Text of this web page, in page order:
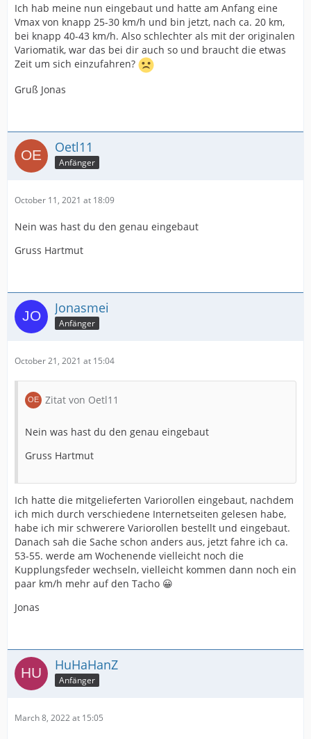
Ich hab meine nun eingebaut und hatte am Anfang eine
Vmax von knapp 25-30 km/h und bin jetzt, nach ca. 20 km,
bei knapp 40-43 km/h. Also schlechter als mit der originalen
Variomatik, war das bei dir auch so und braucht die etwas
Zeit um sich einzufahren?
Gruß Jonas
Oetl11
Anfänger
October 11, 2021 at 18:09
Nein was hast du den genau eingebaut
Gruss Hartmut
Jonasmei
Anfänger
October 21, 2021 at 15:04
Zitat von Oetl11
Nein was hast du den genau eingebaut
Gruss Hartmut
Ich hatte die mitgelieferten Variorollen eingebaut, nachdem
ich mich durch verschiedene Internetseiten gelesen habe,
habe ich mir schwerere Variorollen bestellt und eingebaut.
Danach sah die Sache schon anders aus, jetzt fahre ich ca.
53-55. werde am Wochenende vielleicht noch die
Kupplungsfeder wechseln, vielleicht kommen dann noch ein
paar km/h mehr auf den Tacho 😀
Jonas
HuHaHanZ
Anfänger
March 8, 2022 at 15:05